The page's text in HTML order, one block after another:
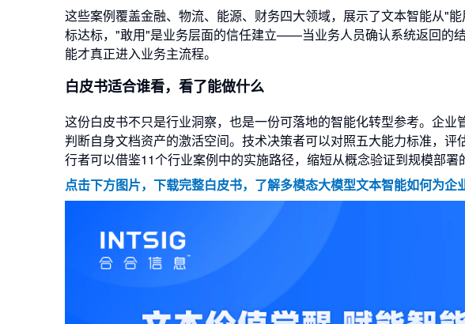
这些案例覆盖金融、物流、能源、财务四大领域，展示了文本智能从"
标达标，"敢用"是业务层面的信任建立——当业务人员确认系统返回的
能才真正进入业务主流程。
白皮书适合谁看，看了能做什么
这份白皮书不只是行业洞察，也是一份可落地的智能化转型参考。企业
判断自身文档资产的激活空间。技术决策者可以对照五大能力标准，
行者可以借鉴11个行业案例中的实施路径，缩短从概念验证到规模部署
点击下方图片，下载完整白皮书，了解多模态大模型文本智能如何为企